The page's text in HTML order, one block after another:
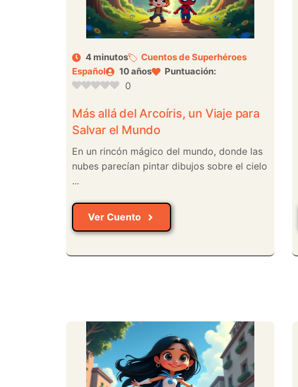
4 minutos
Cuentos de Superhéroes
Español
10 años Puntuación:
0
Más allá del Arcoíris, un Viaje para
Salvar el Mundo
En un rincón mágico del mundo, donde las
nubes parecían pintar dibujos sobre el cielo
...
Ver Cuento